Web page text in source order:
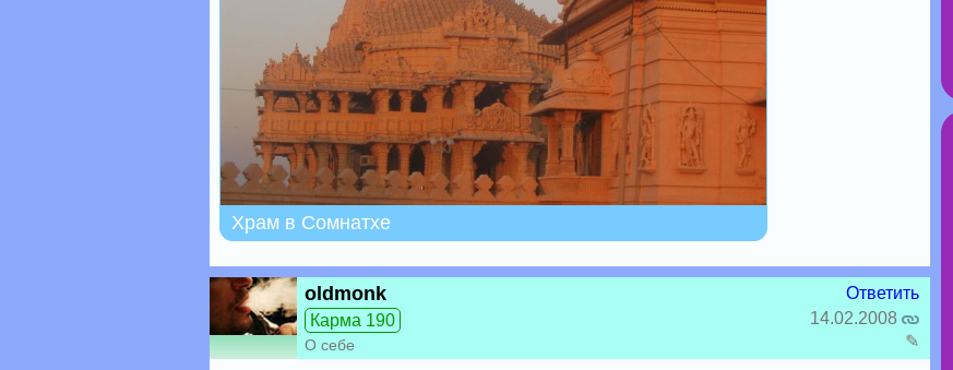
Храм в Сомнатхе
oldmonk
Карма 190
О себе
Ответить
14.02.2008
✎